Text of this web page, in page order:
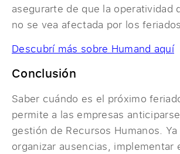
asegurarte de que la operatividad
no se vea afectada por los
Descubrí más sobre Humand aquí
Conclusión
Saber cuándo es el próximo
permite a las empresas
gestión de Recursos Humanos. Ya
organizar ausencias, implementar